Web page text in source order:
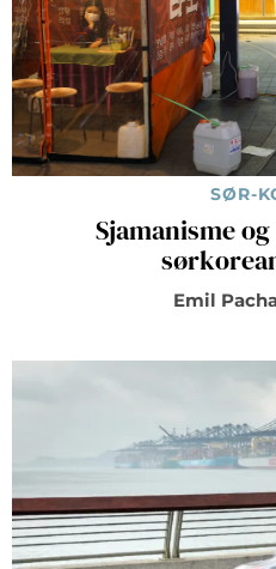
SØR-
Sjamanisme
Emil